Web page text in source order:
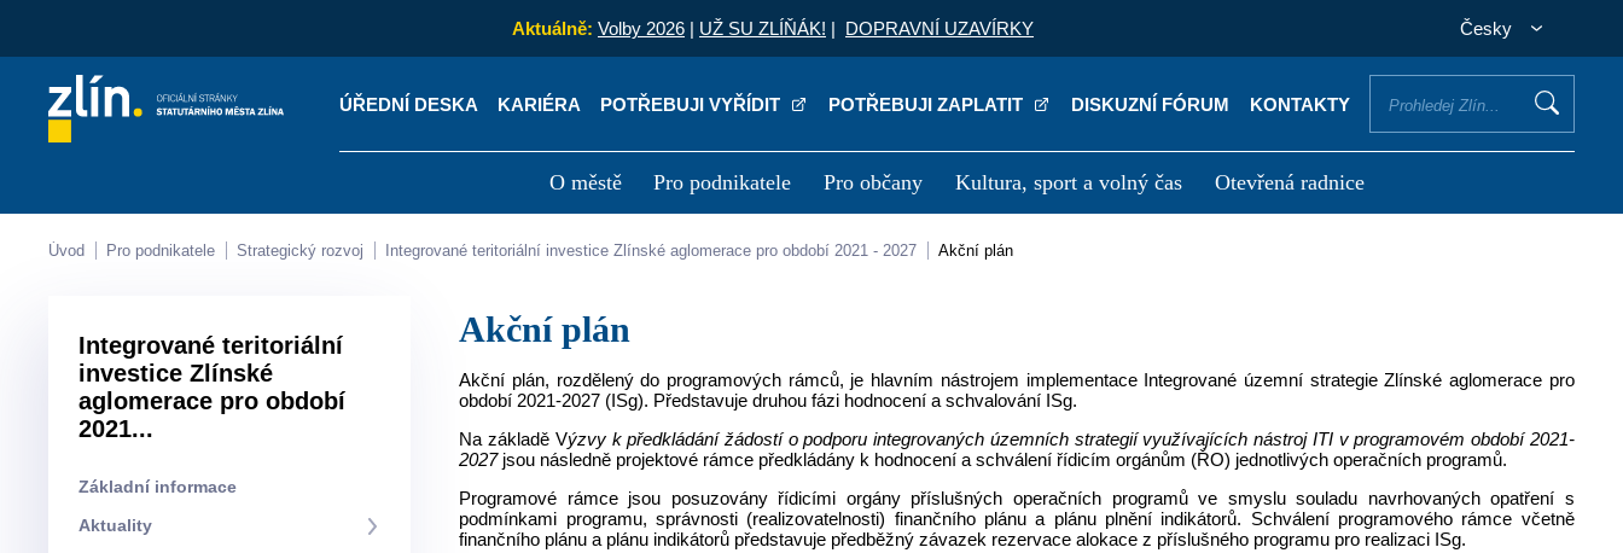
Aktuálně: Volby 2026 | UŽ SU ZLÍŇÁK! | DOPRAVNÍ UZAVÍRKY Česky
ÚŘEDNÍ DESKA KARIÉRA POTŘEBUJI VYŘÍDIT POTŘEBUJI ZAPLATIT DISKUZNÍ FÓRUM KONTAKTY
O městě Pro podnikatele Pro občany Kultura, sport a volný čas Otevřená radnice
Kontakty Úřední deska Kariéra
Úvod Pro podnikatele Strategický rozvoj Integrované teritoriální investice Zlínské aglomerace pro období 2021 - 2027 Akční plán
Integrované teritoriální
investice Zlínské
aglomerace pro období
2021...
Základní informace
Aktuality
Akční plán
Akční plán, rozdělený do programových rámců, je hlavním nástrojem implementace Integrované územní strategie Zlínské aglomerace pro
období 2021-2027 (ISg). Představuje druhou fázi hodnocení a schvalování ISg.
Na základě Výzvy k předkládání žádostí o podporu integrovaných územních strategií využívajících nástroj ITI v programovém období 2021-
2027jsou následně projektové rámce předkládány k hodnocení a schválení řídicím orgánům (ŘO) jednotlivých operačních programů.
Programové rámce jsou posuzovány řídicími orgány příslušných operačních programů ve smyslu souladu navrhovaných opatření s
podmínkami programu, správnosti (realizovatelnosti) finančního plánu a plánu plnění indikátorů. Schválení programového rámce včetně
finančního plánu a plánu indikátorů představuje předběžný závazek rezervace alokace z příslušného programu pro realizaci ISg.